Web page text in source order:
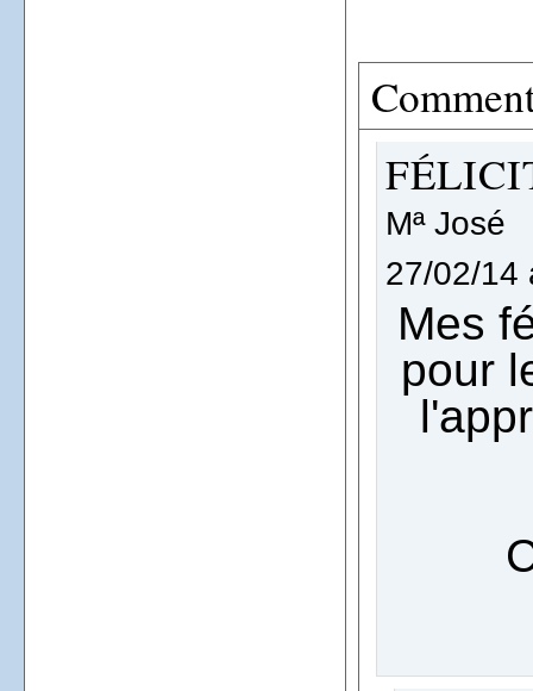
Mª José
27/02/14
Mes
pour